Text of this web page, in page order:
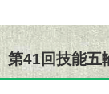
第41回技能